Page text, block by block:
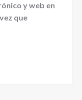
y web en
que